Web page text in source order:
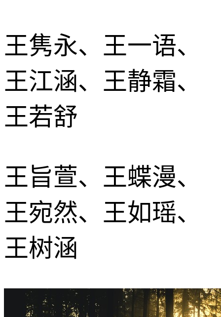
王隽永、王一语、
王江涵、王静霜、
王若舒
王旨萱、王蝶漫、
王宛然、王如瑶、
王树涵